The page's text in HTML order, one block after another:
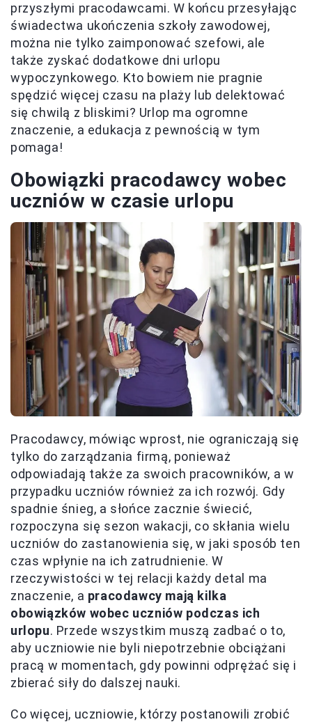
przyszłymi pracodawcami. W końcu przesyłając
świadectwa ukończenia szkoły zawodowej,
można nie tylko zaimponować szefowi, ale
także zyskać dodatkowe dni urlopu
wypoczynkowego. Kto bowiem nie pragnie
spędzić więcej czasu na plaży lub delektować
się chwilą z bliskimi? Urlop ma ogromne
znaczenie, a edukacja z pewnością w tym
pomaga!
Obowiązki pracodawcy wobec
uczniów w czasie urlopu
Pracodawcy, mówiąc wprost, nie ograniczają się
tylko do zarządzania firmą, ponieważ
odpowiadają także za swoich pracowników, a w
przypadku uczniów również za ich rozwój. Gdy
spadnie śnieg, a słońce zacznie świecić,
rozpoczyna się sezon wakacji, co skłania wielu
uczniów do zastanowienia się, w jaki sposób ten
czas wpłynie na ich zatrudnienie. W
rzeczywistości w tej relacji każdy detal ma
znaczenie, a pracodawcy mają kilka
obowiązków wobec uczniów podczas ich
urlopu. Przede wszystkim muszą zadbać o to,
aby uczniowie nie byli niepotrzebnie obciążani
pracą w momentach, gdy powinni odprężać się i
zbierać siły do dalszej nauki.
Co więcej, uczniowie, którzy postanowili zrobić